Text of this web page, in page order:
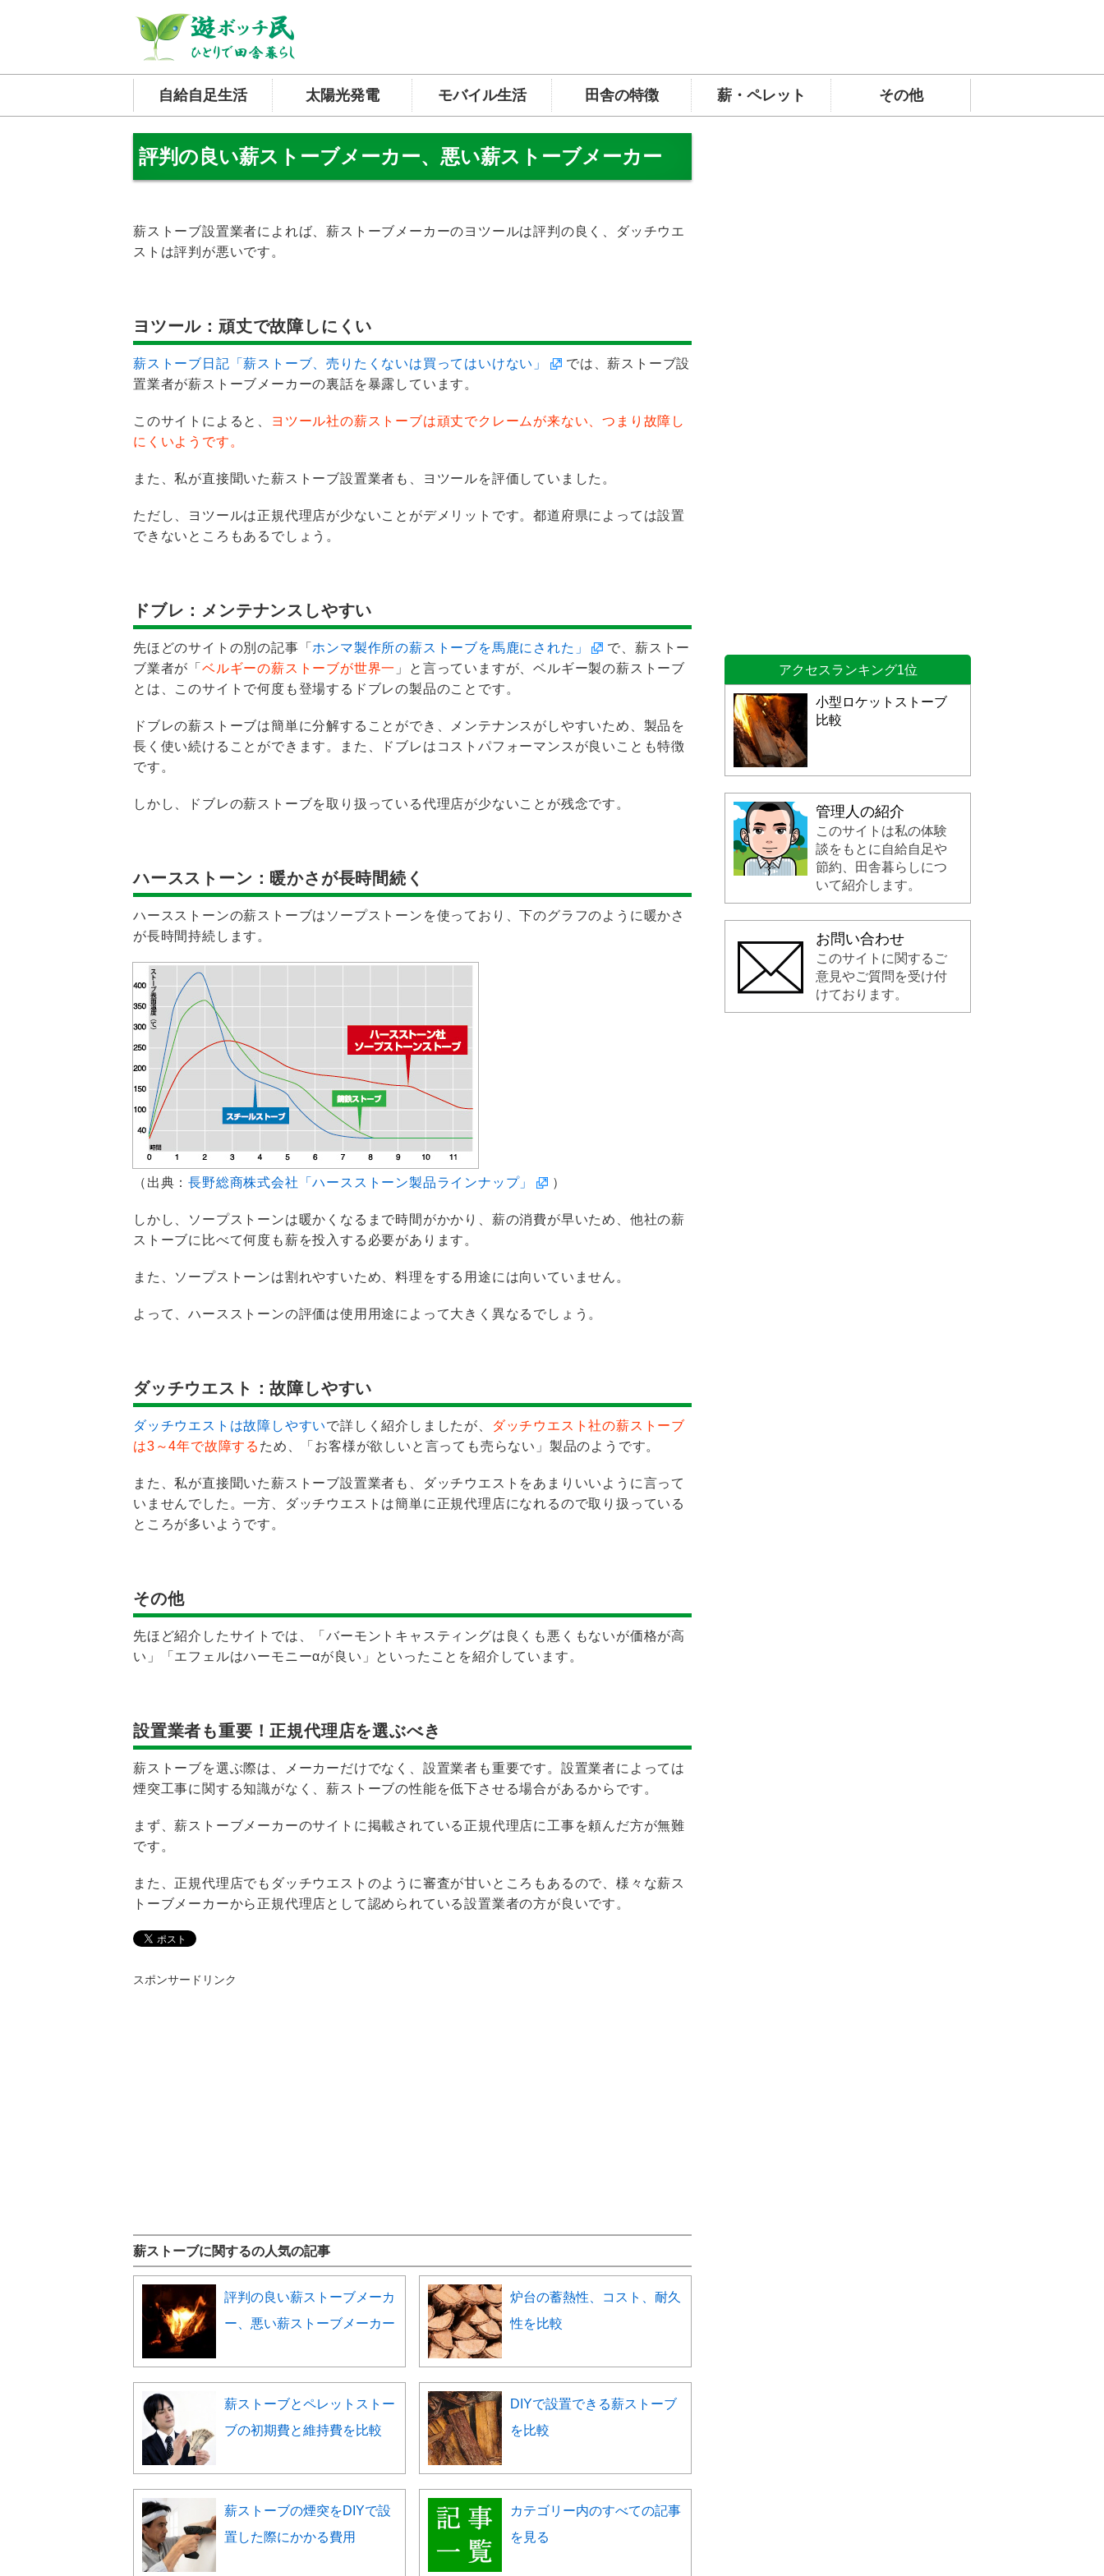
自給自足生活 太陽光発電 モバイル生活 田舎の特徴 薪・ペレット その他
評判の良い薪ストーブメーカー、悪い薪ストーブメーカー
薪ストーブ設置業者によれば、薪ストーブメーカーのヨツールは評判の良く、ダッチウエ
ストは評判が悪いです。
ヨツール：頑丈で故障しにくい
薪ストーブ日記「薪ストーブ、売りたくないは買ってはいけない」
では、薪ストーブ設
置業者が薪ストーブメーカーの裏話を暴露しています。
このサイトによると、
ヨツール社の薪ストーブは頑丈でクレームが来ない、つまり故障し
にくいようです。
また、私が直接聞いた薪ストーブ設置業者も、ヨツールを評価していました。
ただし、ヨツールは正規代理店が少ないことがデメリットです。都道府県によっては設置
できないところもあるでしょう。
ドブレ：メンテナンスしやすい
先ほどのサイトの別の記事「 ホンマ製作所の薪ストーブを馬鹿にされた」
で、薪ストー
ブ業者が「 ベルギーの薪ストーブが世界一 」と言っていますが、ベルギー製の薪ストーブ
とは、このサイトで何度も登場するドブレの製品のことです。
ドブレの薪ストーブは簡単に分解することができ、メンテナンスがしやすいため、製品を
長く使い続けることができます。また、ドブレはコストパフォーマンスが良いことも特徴
です。
しかし、ドブレの薪ストーブを取り扱っている代理店が少ないことが残念です。
ハースストーン：暖かさが長時間続く
ハースストーンの薪ストーブはソープストーンを使っており、下のグラフのように暖かさ
が長時間持続します。
（出典：長野総商株式会社「ハースストーン製品ラインナップ」 ）
しかし、ソープストーンは暖かくなるまで時間がかかり、薪の消費が早いため、他社の薪
ストーブに比べて何度も薪を投入する必要があります。
また、ソープストーンは割れやすいため、料理をする用途には向いていません。
よって、ハースストーンの評価は使用用途によって大きく異なるでしょう。
ダッチウエスト：故障しやすい
ダッチウエストは故障しやすいで詳しく紹介しましたが、
ダッチウエスト社の薪ストーブ
は3～4年で故障する ため、「お客様が欲しいと言っても売らない」製品のようです。
また、私が直接聞いた薪ストーブ設置業者も、ダッチウエストをあまりいいように言って
いませんでした。一方、ダッチウエストは簡単に正規代理店になれるので取り扱っている
ところが多いようです。
その他
先ほど紹介したサイトでは、「バーモントキャスティングは良くも悪くもないが価格が高
い」「エフェルはハーモニーαが良い」といったことを紹介しています。
設置業者も重要！正規代理店を選ぶべき
薪ストーブを選ぶ際は、メーカーだけでなく、設置業者も重要です。設置業者によっては
煙突工事に関する知識がなく、薪ストーブの性能を低下させる場合があるからです。
まず、薪ストーブメーカーのサイトに掲載されている正規代理店に工事を頼んだ方が無難
です。
また、正規代理店でもダッチウエストのように審査が甘いところもあるので、様々な薪ス
トーブメーカーから正規代理店として認められている設置業者の方が良いです。
スポンサードリンク
薪ストーブに関するの人気の記事
評判の良い薪ストーブメーカ
ー、悪い薪ストーブメーカー
炉台の蓄熱性、コスト、耐久
性を比較
薪ストーブとペレットストー
ブの初期費と維持費を比較
DIYで設置できる薪ストーブ
を比較
薪ストーブの煙突をDIYで設
置した際にかかる費用
カテゴリー内のすべての記事
を見る
アクセスランキング1位
小型ロケットストーブ
比較
管理人の紹介
このサイトは私の体験
談をもとに自給自足や
節約、田舎暮らしにつ
いて紹介します。
お問い合わせ
このサイトに関するご
意見やご質問を受け付
けております。